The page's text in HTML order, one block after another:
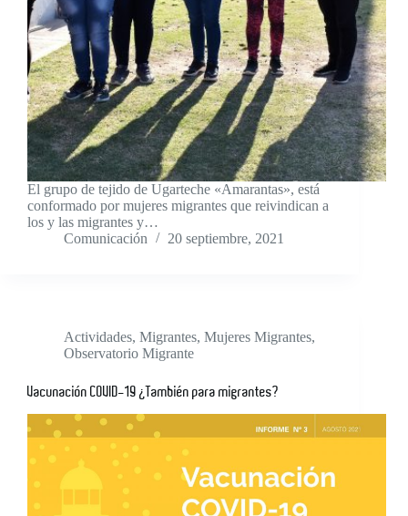
El grupo de tejido de Ugarteche «Amarantas», está
conformado por mujeres migrantes que reivindican a
los y las migrantes y…
Comunicación
20 septiembre, 2021
Actividades, Migrantes, Mujeres Migrantes,
Observatorio Migrante
Vacunación COVID-19 ¿También para migrantes?